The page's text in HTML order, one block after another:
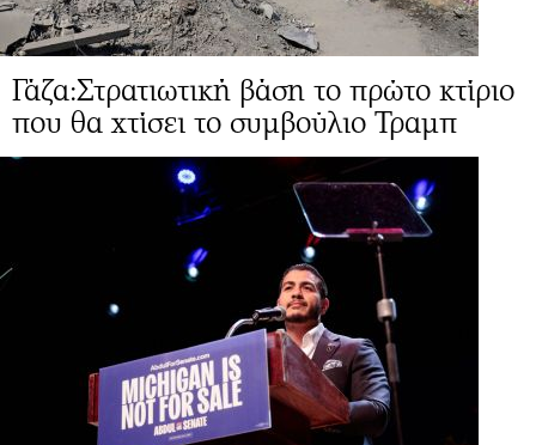
Γάζα:Στρατιωτική βάση το πρώτο κτίριο
που θα χτίσει το συμβούλιο Τραμπ